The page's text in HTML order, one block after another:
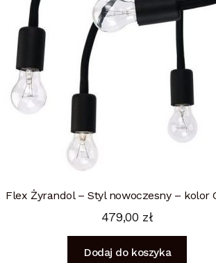
Flex Żyrandol – Styl nowoczesny – kolor
479,00 zł
Dodaj do koszyka